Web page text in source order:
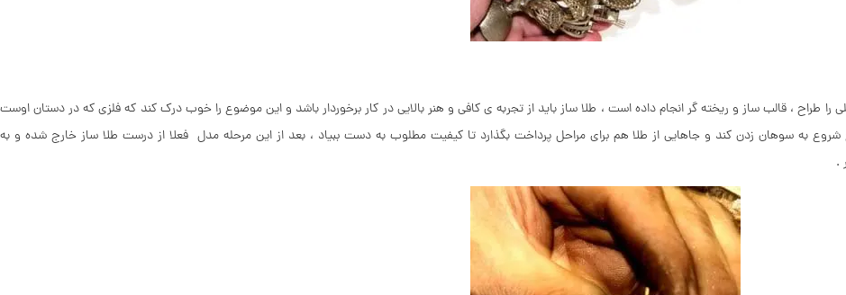
طراح ، قالب ساز و ریخته گر انجام داده است ، طلا ساز باید از تجربه ی کافی و هنر بالایی در کار برخوردار باشد و این موضوع را خوب درک کند که فلزی که در دستان اوست
به سوهان زدن کند و جاهایی از طلا هم برای مراحل پرداخت بگذارد تا کیفیت مطلوب به دست ببیاد ، بعد از این مرحله مدل فعلا از درست طلا ساز خارج شده و به
.